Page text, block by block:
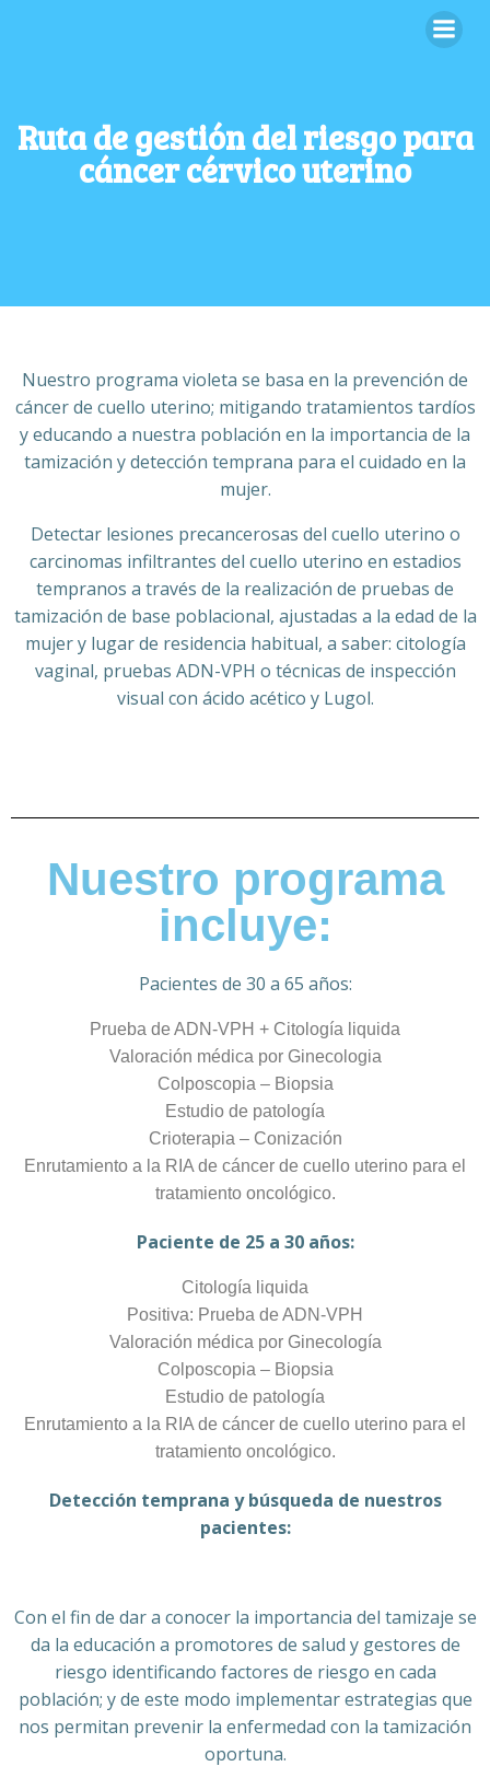
Ruta de gestión del riesgo para
cáncer cérvico uterino
Nuestro programa violeta se basa en la prevención de
cáncer de cuello uterino; mitigando tratamientos tardíos
y educando a nuestra población en la importancia de la
tamización y detección temprana para el cuidado en la
mujer.
Detectar lesiones precancerosas del cuello uterino o
carcinomas infiltrantes del cuello uterino en estadios
tempranos a través de la realización de pruebas de
tamización de base poblacional, ajustadas a la edad de la
mujer y lugar de residencia habitual, a saber: citología
vaginal, pruebas ADN-VPH o técnicas de inspección
visual con ácido acético y Lugol.
Nuestro programa
incluye:
Pacientes de 30 a 65 años:
Prueba de ADN-VPH + Citología liquida
Valoración médica por Ginecologia
Colposcopia – Biopsia
Estudio de patología
Crioterapia – Conización
Enrutamiento a la RIA de cáncer de cuello uterino para el
tratamiento oncológico.
Paciente de 25 a 30 años:
Citología liquida
Positiva: Prueba de ADN-VPH
Valoración médica por Ginecología
Colposcopia – Biopsia
Estudio de patología
Enrutamiento a la RIA de cáncer de cuello uterino para el
tratamiento oncológico.
Detección temprana y búsqueda de nuestros
pacientes:
Con el fin de dar a conocer la importancia del tamizaje se
da la educación a promotores de salud y gestores de
riesgo identificando factores de riesgo en cada
población; y de este modo implementar estrategias que
nos permitan prevenir la enfermedad con la tamización
oportuna.